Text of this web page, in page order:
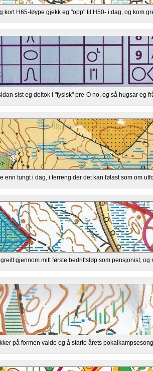
kort H65-løype gjekk eg "opp" til H50- i dag, og kom
sist eg deltok i "fysisk" pre-O no, og så hugsar eg
enn tungt i dag, i terreng der det kan følast som om
gjennom mitt første bedriftsløp som pensjonist,
på formen valde eg å starte årets